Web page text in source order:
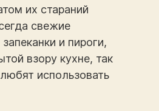
их стараний
свежие
и пироги,
взору кухне, так
использовать